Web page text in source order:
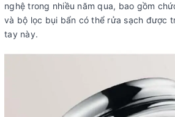
nghệ trong nhiều năm qua, bao gồm
và bộ lọc bụi bẩn có thể rửa sạch được
tay này.